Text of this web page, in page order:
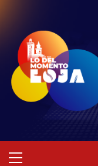
contenido
primario